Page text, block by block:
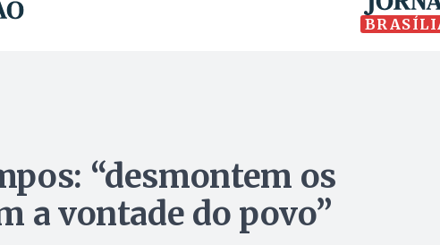
“desmontem os
a vontade do povo”